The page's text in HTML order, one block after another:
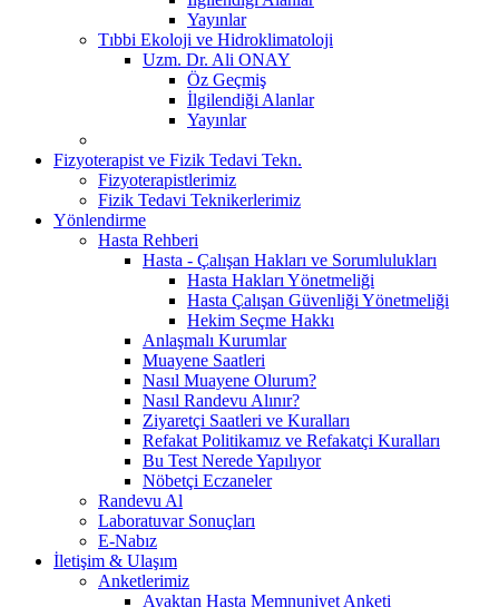
Yayınlar
Tıbbi Ekoloji ve Hidroklimatoloji
Uzm. Dr. Ali ONAY
Öz Geçmiş
İlgilendiği Alanlar
Yayınlar
Fizyoterapist ve Fizik Tedavi Tekn.
Fizyoterapistlerimiz
Fizik Tedavi Teknikerlerimiz
Yönlendirme
Hasta Rehberi
Hasta - Çalışan Hakları ve Sorumlulukları
Hasta Hakları Yönetmeliği
Hasta Çalışan Güvenliği Yönetmeliği
Hekim Seçme Hakkı
Anlaşmalı Kurumlar
Muayene Saatleri
Nasıl Muayene Olurum?
Nasıl Randevu Alınır?
Ziyaretçi Saatleri ve Kuralları
Refakat Politikamız ve Refakatçi Kuralları
Bu Test Nerede Yapılıyor
Nöbetçi Eczaneler
Randevu Al
Laboratuvar Sonuçları
E-Nabız
İletişim & Ulaşım
Anketlerimiz
Ayaktan Hasta Memnuniyet Anketi